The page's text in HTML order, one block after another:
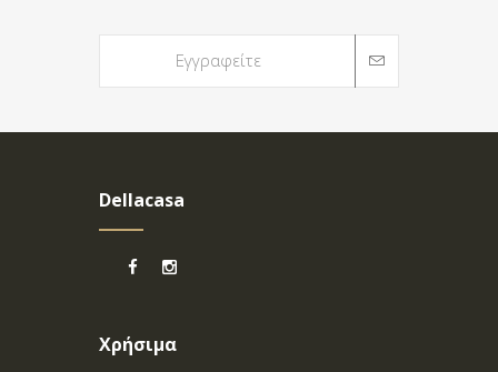
Dellacasa
Χρήσιμα